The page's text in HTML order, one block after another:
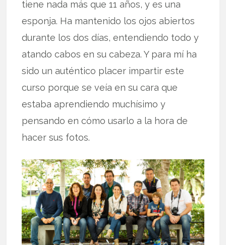
tiene nada más que 11 años, y es una
esponja. Ha mantenido los ojos abiertos
durante los dos días, entendiendo todo y
atando cabos en su cabeza. Y para mí ha
sido un auténtico placer impartir este
curso porque se veía en su cara que
estaba aprendiendo muchísimo y
pensando en cómo usarlo a la hora de
hacer sus fotos.